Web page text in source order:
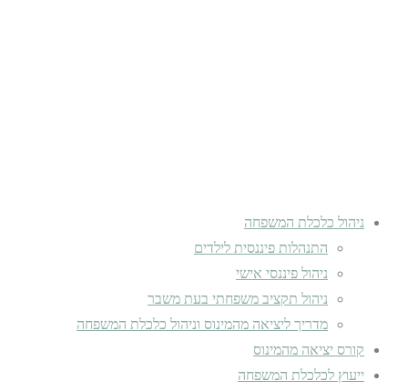
ניהול כלכלת המשפחה
התנהלות פיננסית לילדים
ניהול פיננסי אישי
ניהול תקציב משפחתי בעת משבר
מדריך ליציאה מהמינוס וניהול כלכלת המשפחה
קורס יציאה מהמינוס
ייעוץ לכלכלת המשפחה